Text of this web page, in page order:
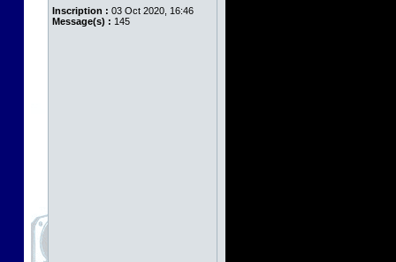
Inscription : 03 Oct 2020, 16:46
Message(s) : 145